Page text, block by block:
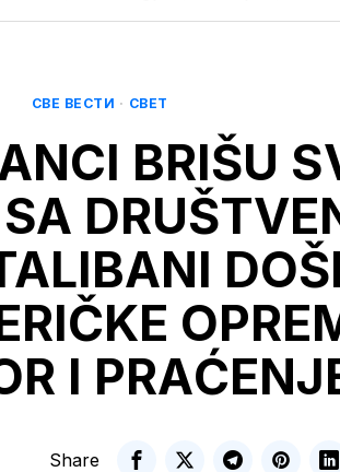
СВЕ ВЕСТИ · СВЕТ
BRIŠU
I
Share